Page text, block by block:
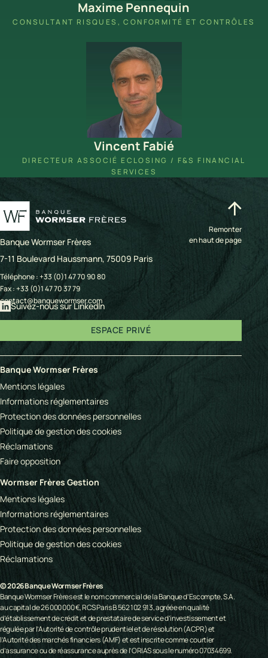
Maxime Pennequin
CONSULTANT RISQUES, CONFORMITÉ ET CONTRÔLES
Vincent Fabié
DIRECTEUR ASSOCIÉ ECLOSING / F&S FINANCIAL
SERVICES
Banque Wormser Frères
7-11 Boulevard Haussmann, 75009 Paris
Téléphone :+33 (0)1 47 70 90 80
Fax : +33 (0)1 47 70 37 79
contact@banquewormser.com
Suivez-nous sur LinkedIn
Banque Wormser Frères
Mentions légales
Informations réglementaires
Protection des données personnelles
Politique de gestion des cookies
Réclamations
Faire opposition
Wormser Frères Gestion
Mentions légales
Informations réglementaires
Protection des données personnelles
Politique de gestion des cookies
Réclamations
Remonter
en haut de page
ESPACE PRIVÉ
© 2026 Banque Wormser Frères
Banque Wormser Frères est le nom commercial de la Banque d’Escompte, S.A.
au capital de 26 000 000 €, RCS Paris B 562 102 913, agréée en qualité
d’établissement de crédit et de prestataire de service d’investissement et
régulée par l’Autorité de contrôle prudentiel et de résolution (ACPR) et
l’Autorité des marchés financiers (AMF) et est inscrite comme courtier
d’assurance ou de réassurance auprès de l’ORIAS sous le numéro 07034699.